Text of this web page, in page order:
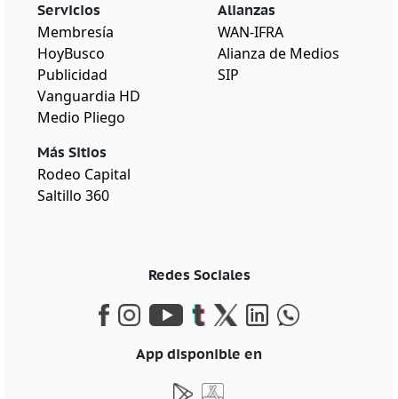
Servicios
Membresía
HoyBusco
Publicidad
Vanguardia HD
Medio Pliego
Más Sitios
Rodeo Capital
Saltillo 360
Alianzas
WAN-IFRA
Alianza de Medios
SIP
Redes Sociales
App disponible en